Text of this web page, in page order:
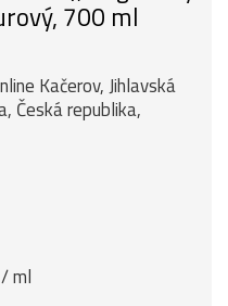
700 ml
Kačerov, Jihlavská
Česká republika,
ml